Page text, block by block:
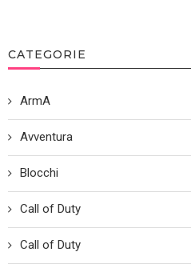
CATEGORIE
ArmA
Avventura
Blocchi
Call of Duty
Call of Duty